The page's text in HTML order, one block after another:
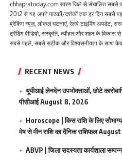
chhapratoday.com सारण जिले से संचालित सबसे
2012 से यह अपने पाठकों/दर्शकों तक हर दिन सबसे
ब्रेकिंग न्यूज़, लोकल घटनाएं, रेलवे टाइमिंग अपडेट,
ट्रेंडिंग वीडियो, संस्कृति, त्यौहार और शहर के
सबसे पहले, सबसे सटीक और विश्वसनीयता के साथ
RECENT NEWS
यूपीआई लेनदेन उपभोक्ताओं, छोटे
पीसीआईAugust 8, 2026
Horoscope | किस राशि के लिए
मेष से मीन राशि का दैनिक राशिफल
ABVP | जिला सदस्यता कार्यशाला